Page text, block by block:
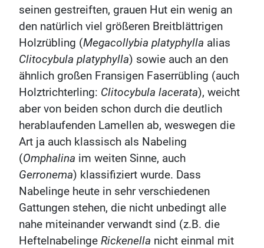
seinen gestreiften, grauen Hut ein wenig an
den natürlich viel größeren Breitblättrigen
Holzrübling (Megacollybia platyphylla alias
Clitocybula platyphylla) sowie auch an den
ähnlich großen Fransigen Faserrübling (auch
Holztrichterling: Clitocybula lacerata), weicht
aber von beiden schon durch die deutlich
herablaufenden Lamellen ab, weswegen die
Art ja auch klassisch als Nabeling
(Omphalina im weiten Sinne, auch
Gerronema) klassifiziert wurde. Dass
Nabelinge heute in sehr verschiedenen
Gattungen stehen, die nicht unbedingt alle
nahe miteinander verwandt sind (z.B. die
Heftelnabelinge Rickenella nicht einmal mit